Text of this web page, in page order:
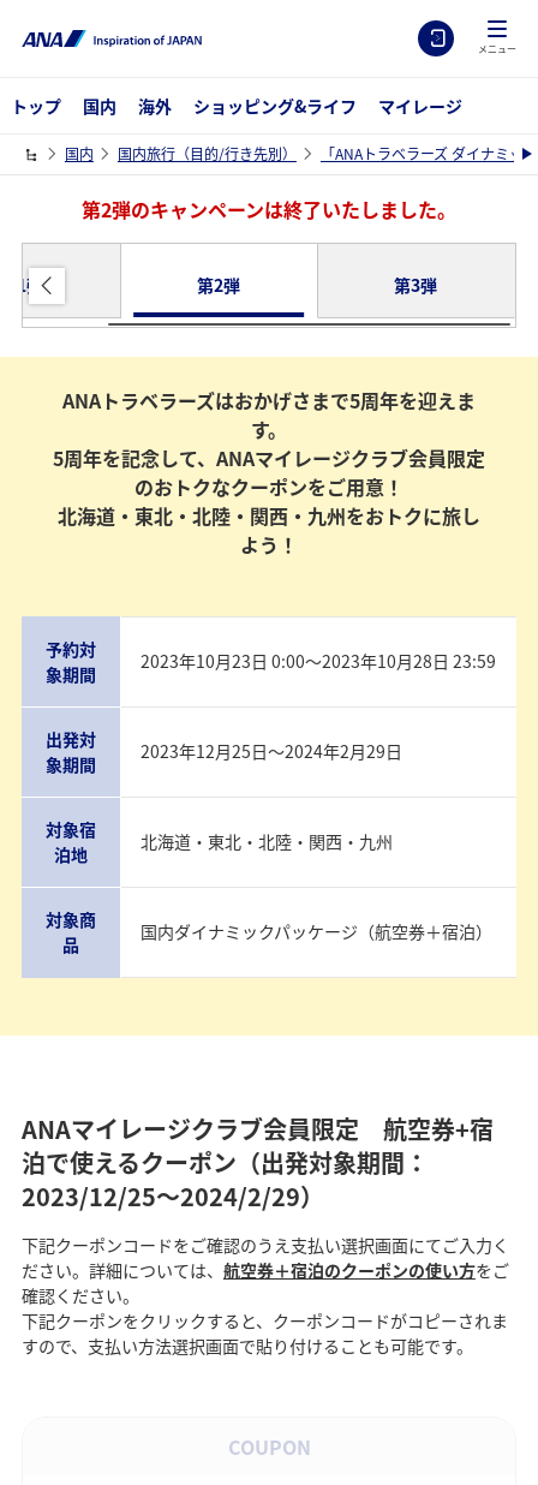
メニュー
トップ 国内 海外 ショッピング&ライフ マイレージ
国内 国内旅行（目的/行き先別） 「ANAトラベラーズ ダイナミッ
第2弾のキャンペーンは終了いたしました。
第1弾 第2弾 第3弾
ANAトラベラーズはおかげさまで5周年を迎えま
す。
5周年を記念して、ANAマイレージクラブ会員限定
のおトクなクーポンをご用意！
北海道・東北・北陸・関西・九州をおトクに旅し
よう！
予約対
象期間
2023年10月23日 0:00〜2023年10月28日 23:59
出発対
象期間
2023年12月25日〜2024年2月29日
対象宿
泊地
北海道・東北・北陸・関西・九州
対象商
品
国内ダイナミックパッケージ（航空券＋宿泊）
ANAマイレージクラブ会員限定 航空券+宿
泊で使えるクーポン（出発対象期間：
2023/12/25〜2024/2/29）
下記クーポンコードをご確認のうえ支払い選択画面にてご入力く
ださい。詳細については、 航空券＋宿泊のクーポンの使い方をご
確認ください。
下記クーポンをクリックすると、クーポンコードがコピーされま
すので、支払い方法選択画面で貼り付けることも可能です。
COUPON